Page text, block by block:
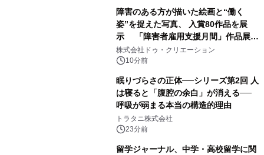
障害のある方が描いた絵画と“働く
姿”を捉えた写真、 入賞80作品を展
示 「障害者雇用支援月間」作品展示
会を 東京・愛知で開催
株式会社ドゥ・クリエーション
10分前
眠りづらさの正体──シリーズ第2回 人
は寝ると「腹腔の余白」が消える──
呼吸が弱まる本当の構造的理由
トラタニ株式会社
23分前
留学ジャーナル、中学・高校留学に関